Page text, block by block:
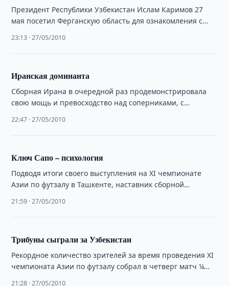
Президент Республики Узбекистан Ислам Каримов 27
мая посетил Ферганскую область для ознакомления с
осуществляемой созидательной и благоустроительной …
23:13 · 27/05/2010
Иранская доминанта
Сборная Ирана в очередной раз продемонстрировала
свою мощь и превосходство над соперниками, с
22:47 · 27/05/2010
Ключ Сапо – психология
Подводя итоги своего выступления на XI чемпионате
Азии по футзалу в Ташкенте, наставник сборной
21:59 · 27/05/2010
Трибуны сыграли за Узбекистан
Рекордное количество зрителей за время проведения XI
чемпионата Азии по футзалу собрал в четверг матч ¼
21:28 · 27/05/2010